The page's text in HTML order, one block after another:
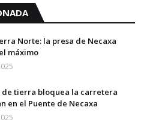
Norte: la presa de Necaxa
máximo
de tierra bloquea la carretera
en el Puente de Necaxa